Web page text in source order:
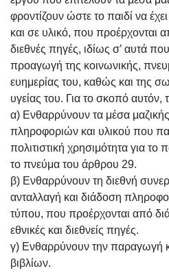
φροντίζουν ώστε το παιδί να
και σε υλικό, που προέρχονται
διεθνές πηγές, ιδίως σ’ αυτά
προαγωγή της κοινωνικής,
ευημερίας του, καθώς και της
υγείας του. Για το σκοπό
α) Ενθαρρύνουν τα μέσα
πληροφοριών και υλικού που
πολιτιστική χρησιμότητα για
το πνεύμα του άρθρου 29.
β) Ενθαρρύνουν τη διεθνή
ανταλλαγή και διάδοση
τύπου, που προέρχονται από
εθνικές και διεθνείς πηγές.
γ) Ενθαρρύνουν την παραγωγή
βιβλίων.